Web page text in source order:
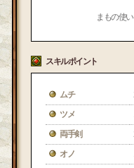
まもの使い
スキルポイント
ムチ
ツメ
両手剣
オノ